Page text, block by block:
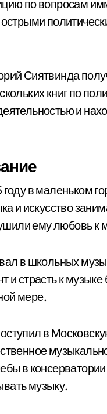
по вопросам
Сиятвинда
книг по
и
в маленьком
и искусство
ему любовь к
в школьных
и страсть к
мере.
в
в
музыку.